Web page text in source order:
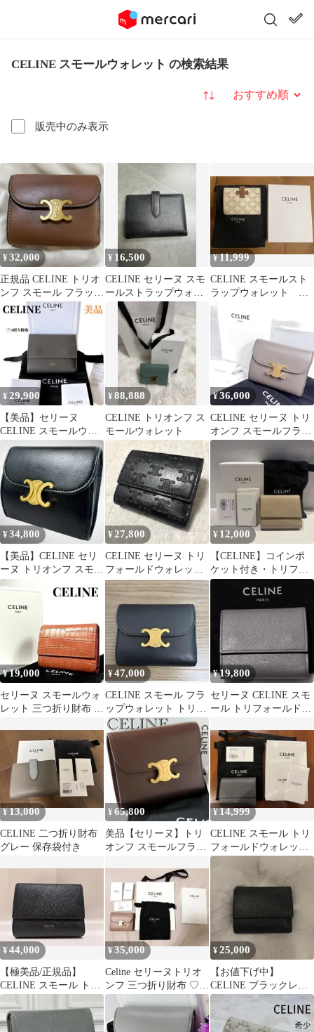
CELINE スモールウォレット の検索結果
販売中のみ表示
並び替え
¥32,000
正規品 CELINE トリオ
ンフ スモール フラップ
ウォレット
¥ 16,500
CELINE セリーヌ スモ
ールストラップウォレ
ット ブラック 二つ折り
財布
¥11,999
CELINE スモールスト
ラップウォレット 二
つ折り財布
¥29,900
【美品】セリーヌ
CELINE スモールウォ
レット グレー 三つ折り
財布
¥88,888
CELINE トリオンフ ス
モールウォレット
¥36,000
CELINE セリーヌ トリ
オンフ スモールフラッ
プウォレット ペブル 財
¥34,800
【美品】CELINE セリ
ーヌ トリオンフ スモー
ル 三つ折り 財布 ブラ
¥27,800
CELINE セリーヌ トリ
フォールドウォレット
エンボス 三つ折り財布
レザー
¥ 12,000
【CELINE】コインポ
ケット付き・トリフォ
ールドウォレット
¥19,000
セリーヌ スモールウォ
レット 三つ折り財布 ク
¥47,000
CELINE スモール フラ
ップウォレット トリオ
ンフ 財布 セリーヌ
¥19,800
セリーヌ CELINE スモ
ール トリフォールドウ
¥13,000
CELINE 二つ折り財布
グレー 保存袋付き
¥65,800
美品【セリーヌ】トリ
オンフ スモールフラッ
¥14,999
CELINE スモール トリ
フォールドウォレット
グレー
¥44,000
【極美品/正規品】
CELINE スモール トリ
フォールド ウォレット
¥35,000
Celine セリーヌトリオ
ンフ 三つ折り財布 ♡ピ
ンク♡
¥25,000
【お値下げ中】
CELINE ブラックレザ
ー 三つ折り財布